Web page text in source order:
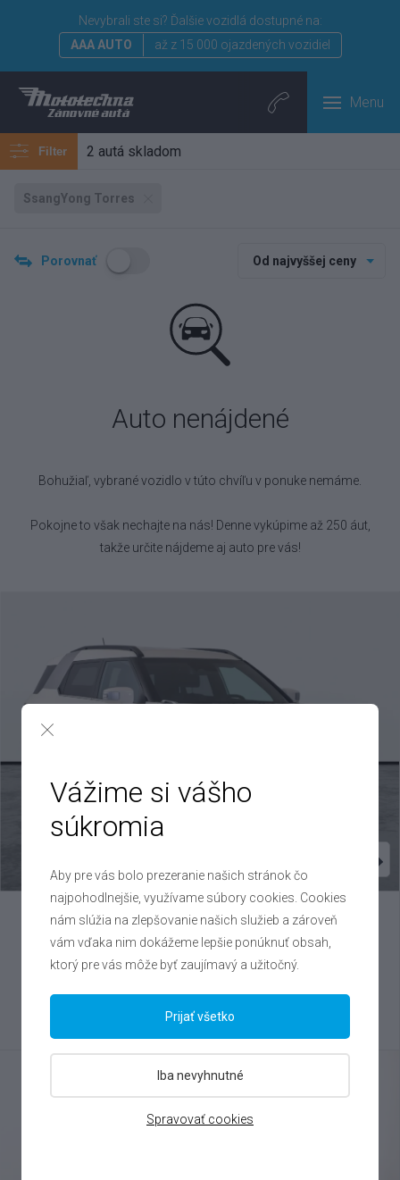
Nevybrali ste si? Ďalšie vozidlá dostupné na:
AAA AUTO
až z 15 000 ojazdených vozidiel
Menu
Filter 2 autá skladom
SsangYong Torres
Porovnať Od najvyššej ceny
Auto nenájdené
Bohužiaľ, vybrané vozidlo v túto chvíľu v ponuke nemáme.
Pokojne to však nechajte na nás! Denne vykúpime až 250 áut,
takže určite nájdeme aj auto pre vás!
SsangYongTorres
1.5 T-GDI , 2024
22 500 €
Výhodné splátky na mieru
Vážime si vášho
súkromia
Aby pre vás bolo prezeranie našich stránok čo
najpohodlnejšie, využívame súbory cookies. Cookies
nám slúžia na zlepšovanie našich služieb a zároveň
vám vďaka nim dokážeme lepšie ponúknuť obsah,
ktorý pre vás môže byť zaujímavý a užitočný.
Spravovať cookies
Iba nevyhnutné
Prijať všetko